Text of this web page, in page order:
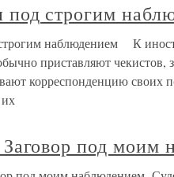
под строгим
наблюдением К
приставляют
корреспонденцию своих
под моим